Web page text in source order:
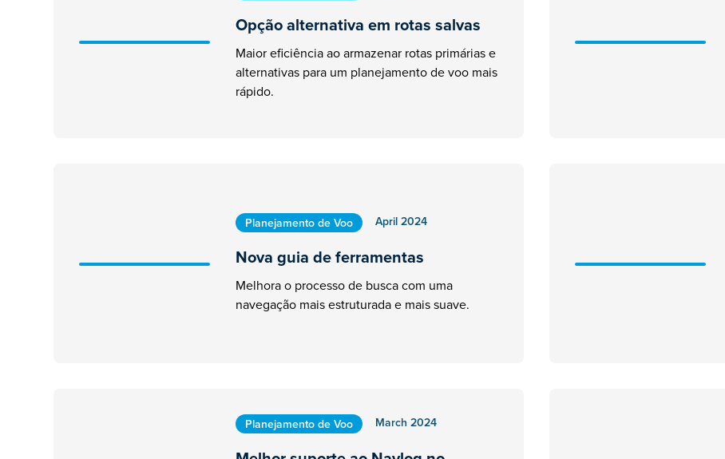
Opção alternativa em rotas salvas
Maior eficiência ao armazenar rotas primárias e
alternativas para um planejamento de voo mais
rápido.
Planejamento de Voo April 2024
Nova guia de ferramentas
Melhora o processo de busca com uma
navegação mais estruturada e mais suave.
Planejamento de Voo March 2024